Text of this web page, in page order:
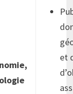
et